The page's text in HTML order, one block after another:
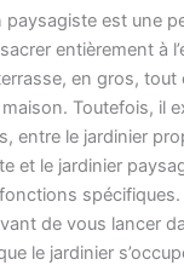
paysagiste est une
entièrement à
en gros,
Toutefois, il
entre le jardinier
et le jardinier
spécifiques.
de vous lancer
le jardinier